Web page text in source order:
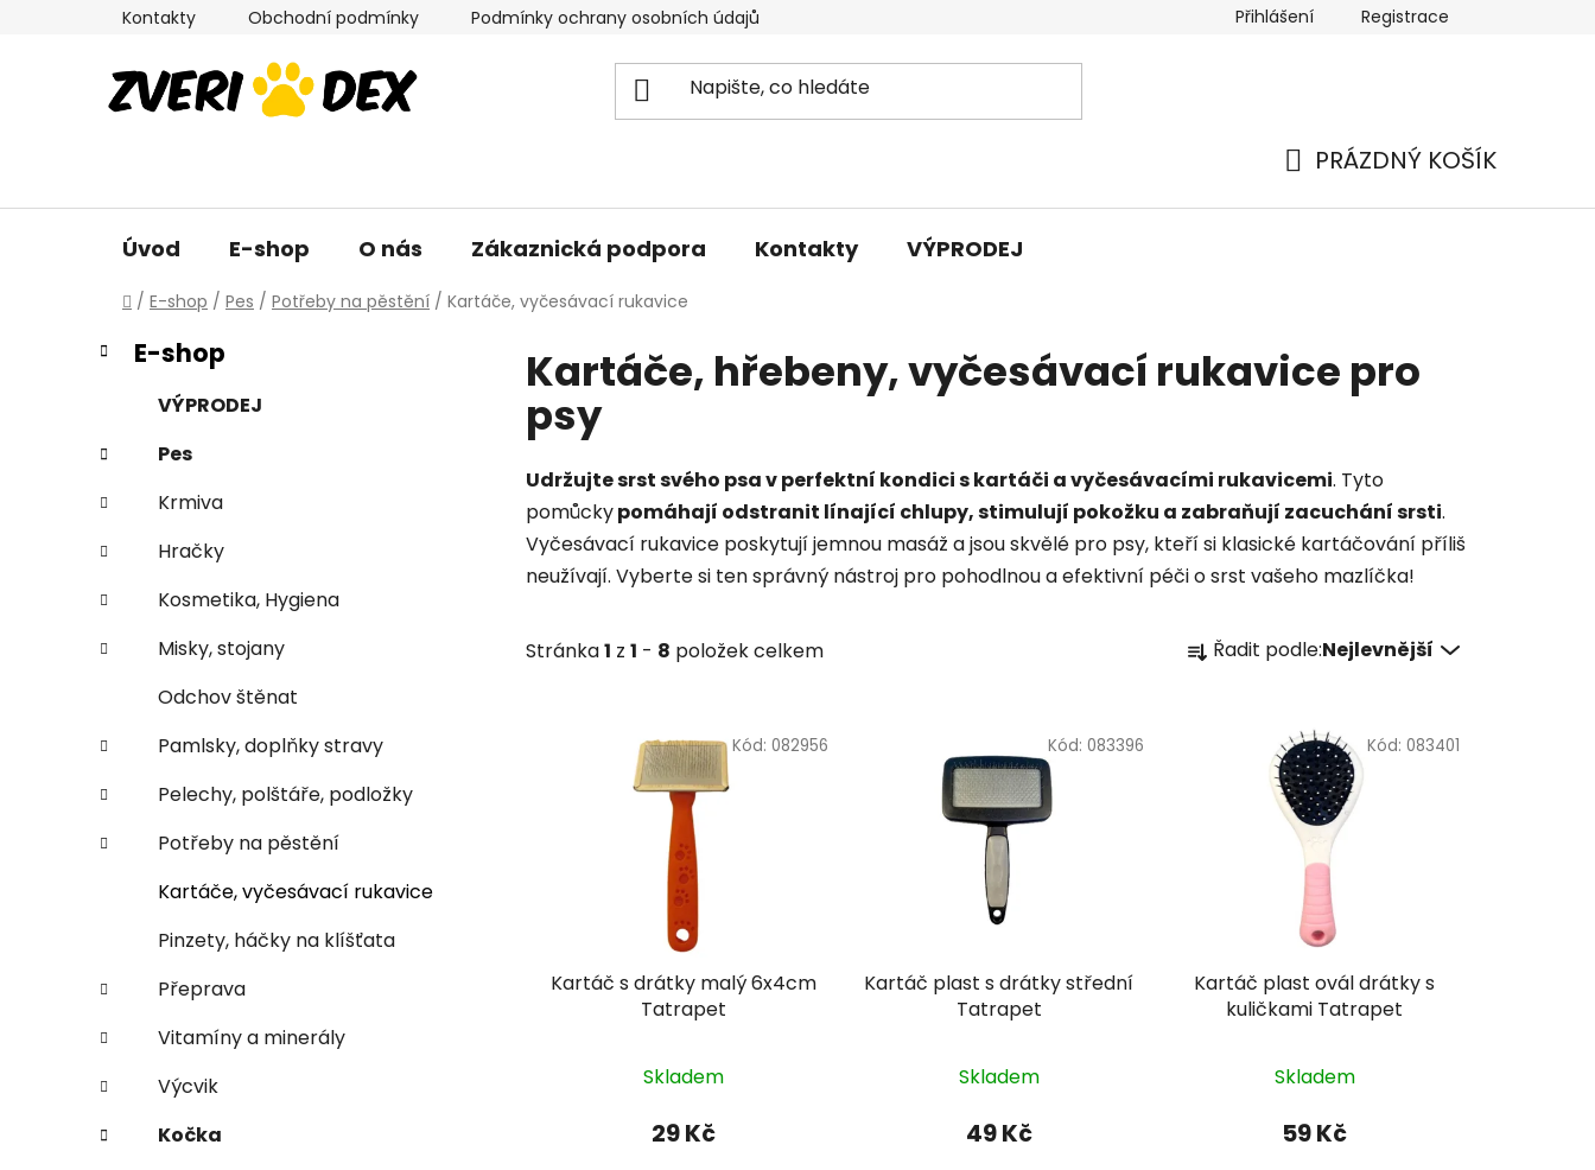
Kontakty Obchodní podmínky Podmínky ochrany osobních údajů Přihlášení Registrace
PRÁZDNÝ KOŠÍK
Úvod E-shop O nás Zákaznická podpora Kontakty VÝPRODEJ
Domů
/ E-shop / Pes / Potřeby na pěstění / Kartáče, vyčesávací rukavice
P
o
r
a
n
í
p
a
l
Přeskočit
kategorie
K
a
g
o
r
e
E-shop
VÝPRODEJ
Pes
Krmiva
Hračky
Kosmetika, Hygiena
Misky, stojany
Odchov štěnat
Pamlsky, doplňky stravy
Pelechy, polštáře, podložky
Potřeby na pěstění
Kartáče, vyčesávací rukavice
Pinzety, háčky na klíšťata
Přeprava
Vitamíny a minerály
Výcvik
Kočka
Kartáče, hřebeny, vyčesávací rukavice pro
psy
Udržujte srst svého psa v perfektní kondici s kartáči a vyčesávacími rukavicemi. Tyto
pomůckypomáhají odstranit línající chlupy, stimulují pokožku a zabraňují zacuchání srsti.
Vyčesávací rukavice poskytují jemnou masáž a jsou skvělé pro psy, kteří si klasické kartáčování příliš
neužívají. Vyberte si ten správný nástroj pro pohodlnou a efektivní péči o srst vašeho mazlíčka!
Stránka1 z 1 - 8 položek celkem a
k
t
Řadit podle:Nejlevnější
Kartáč s drátky malý 6x4cm
Tatrapet
Skladem
29 Kč
Kód: 082956
Kartáč plast s drátky střední
Tatrapet
Skladem
49 Kč
Kód: 083396
Kartáč plast ovál drátky s
kuličkami Tatrapet
Skladem
59 Kč
Kód: 083401